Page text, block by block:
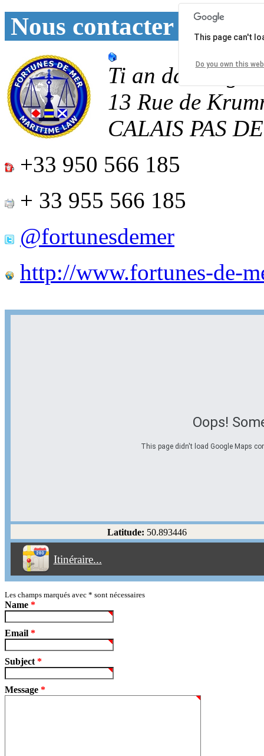
Nous contacter
Ti an
13 Rue de
CALAIS PAS
+33 950 566 185
+ 33 955 566 185
@fortunesdemer
http://www.fortunes-de-
Oops!
This page didn't load Google Maps
This page can't
Do you own this
Latitude: 50.893446
Itinéraire...
Éviter les autoroutes
Éviter les péages
Partir! Reset
Les champs marqués avec * sont nécessaires
Name *
Email *
Subject *
Message *